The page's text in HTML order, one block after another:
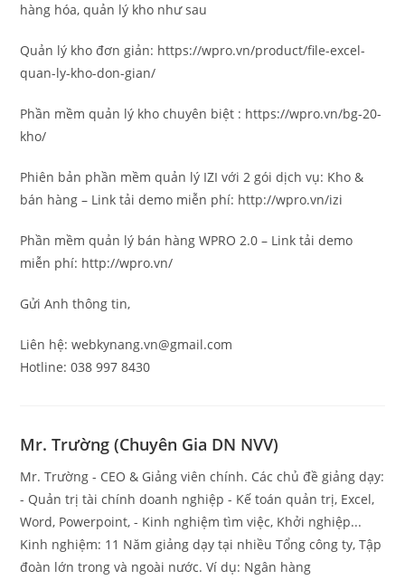
hàng hóa, quản lý kho như sau
Quản lý kho đơn giản: https://wpro.vn/product/file-excel-
quan-ly-kho-don-gian/
Phần mềm quản lý kho chuyên biệt : https://wpro.vn/bg-20-
kho/
Phiên bản phần mềm quản lý IZI với 2 gói dịch vụ: Kho &
bán hàng – Link tải demo miễn phí: http://wpro.vn/izi
Phần mềm quản lý bán hàng WPRO 2.0 – Link tải demo
miễn phí: http://wpro.vn/
Gửi Anh thông tin,
Liên hệ: webkynang.vn@gmail.com
Hotline: 038 997 8430
Mr. Trường (Chuyên Gia DN NVV)
Mr. Trường - CEO & Giảng viên chính. Các chủ đề giảng dạy:
- Quản trị tài chính doanh nghiệp - Kế toán quản trị, Excel,
Word, Powerpoint, - Kinh nghiệm tìm việc, Khởi nghiệp...
Kinh nghiệm: 11 Năm giảng dạy tại nhiều Tổng công ty, Tập
đoàn lớn trong và ngoài nước. Ví dụ: Ngân hàng